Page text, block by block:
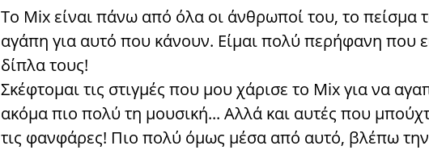
Το Mix είναι πάνω από όλα οι άνθρωποί του, το πείσμα
αγάπη για αυτό που κάνουν. Είμαι πολύ περήφανη που
δίπλα τους!
Σκέφτομαι τις στιγμές που μου χάρισε το Mix για να
ακόμα πιο πολύ τη μουσική... Αλλά και αυτές που
τις φανφάρες! Πιο πολύ όμως μέσα από αυτό, βλέπω την